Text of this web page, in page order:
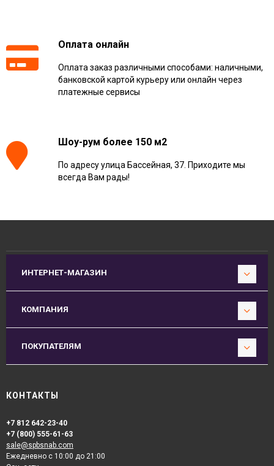
Оплата онлайн
Оплата заказ различными способами: наличными,
банковской картой курьеру или онлайн через
платежные сервисы
Шоу-рум более 150 м2
По адресу улица Бассейная, 37. Приходите мы
всегда Вам рады!
ИНТЕРНЕТ-МАГАЗИН
КОМПАНИЯ
ПОКУПАТЕЛЯМ
КОНТАКТЫ
+7 812 642-23-40
+7 (800) 555-61-63
sale@spbsnab.com
Ежедневно с 10:00 до 21:00